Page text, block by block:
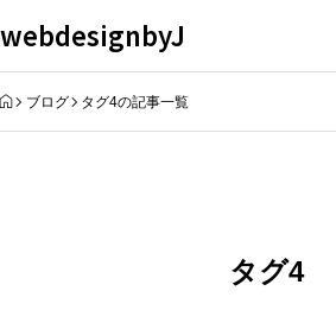
webdesignbyJ
HOME
ブログ タグ4の記事一覧
タグ4